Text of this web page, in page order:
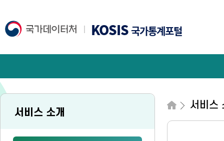
KOSIS국가통계포털
서비스 소개
서비스